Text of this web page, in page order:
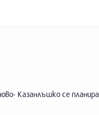
Казанлъшко се